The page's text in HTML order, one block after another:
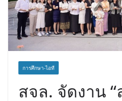
การศึกษา-ไอที
สจล. จัดงาน